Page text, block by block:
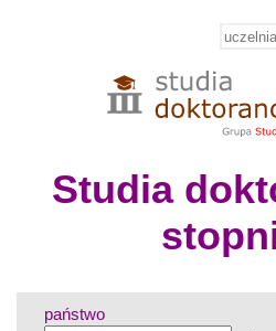
Studia
państwo